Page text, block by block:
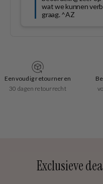
Eenvoudig retourneren
30 dagen retourrecht
Exclusieve